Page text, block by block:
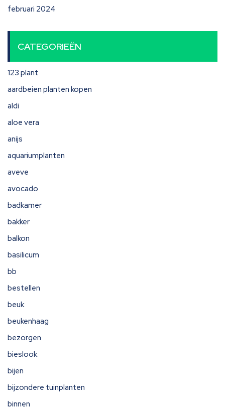
februari 2024
CATEGORIEËN
123 plant
aardbeien planten kopen
aldi
aloe vera
anijs
aquariumplanten
aveve
avocado
badkamer
bakker
balkon
basilicum
bb
bestellen
beuk
beukenhaag
bezorgen
bieslook
bijen
bijzondere tuinplanten
binnen